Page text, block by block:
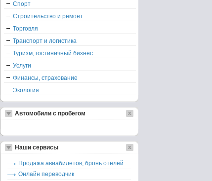
Спорт
Строительство и ремонт
Торговля
Транспорт и логистика
Туризм, гостиничный бизнес
Услуги
Финансы, страхование
Экология
Автомобили с пробегом
Наши сервисы
Продажа авиабилетов, бронь отелей
Онлайн переводчик